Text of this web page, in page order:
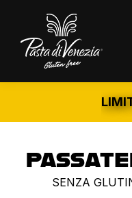
SENZA